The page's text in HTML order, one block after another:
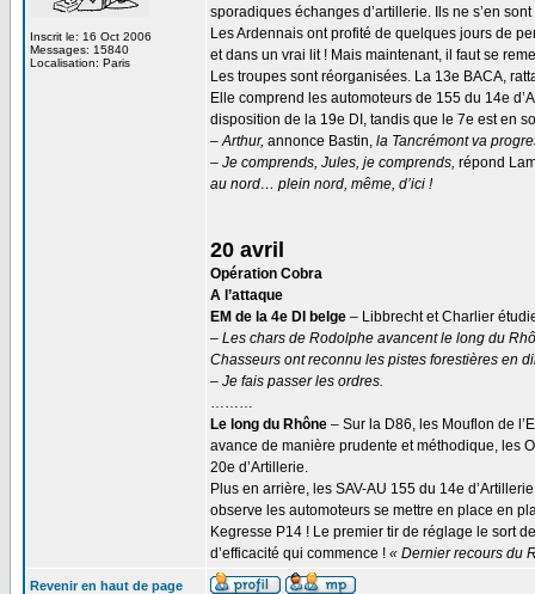
Inscrit le: 16 Oct 2006
Messages: 15840
Localisation: Paris
sporadiques échanges d’artillerie. Ils ne s’en
Les Ardennais ont profité de quelques jours de
et dans un vrai lit ! Mais maintenant, il faut se
Les troupes sont réorganisées. La 13e BACA,
Elle comprend les automoteurs de 155 du 14e
disposition de la 19e DI, tandis que le 7e est en
– Arthur, annonce Bastin, la Tancrémont va
– Je comprends, Jules, je comprends, répond
au nord… plein nord, même, d’ici !
20 avril
Opération Cobra
A l’attaque
EM de la 4e DI belge – Libbrecht et Charlier
– Les chars de Rodolphe avancent le long du
Chasseurs ont reconnu les pistes forestières en
– Je fais passer les ordres.
………
Le long du Rhône – Sur la D86, les Mouflon de
avance de manière prudente et méthodique, les
20e d’Artillerie.
Plus en arrière, les SAV-AU 155 du 14e
observe les automoteurs se mettre en place en
Kegresse P14 ! Le premier tir de réglage le sort
d’efficacité qui commence ! « Dernier recours du
Revenir en haut de page